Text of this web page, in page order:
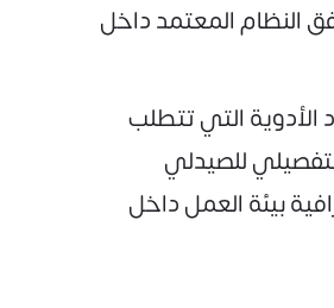
النظام المعتمد داخل
التي تتطلب
للصيدلي
بيئة العمل داخل